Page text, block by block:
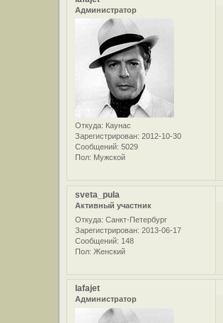
Администратор
Откуда: Каунас
Зарегистрирован: 2012-10-30
Сообщений: 5029
Пол: Мужской
sveta_pula
Активный участник
Откуда: Санкт-Петербург
Зарегистрирован: 2013-06-17
Сообщений: 148
Пол: Женский
lafajet
Администратор